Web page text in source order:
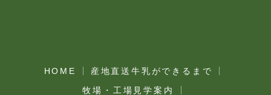
HOME
産地直送牛乳ができるまで
牧場・工場見学案内